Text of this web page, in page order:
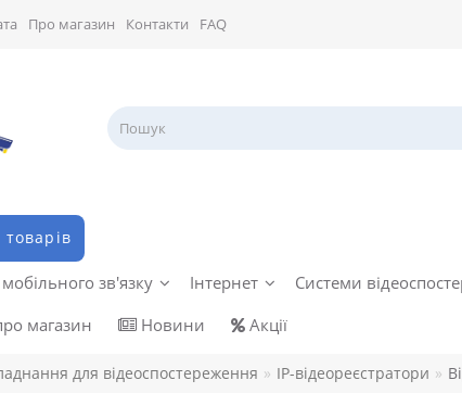
Про магазин Контакти FAQ
зв'язку Інтернет Системи
магазин
Новини Акції
для відеоспостереження IP-відеореєстратори